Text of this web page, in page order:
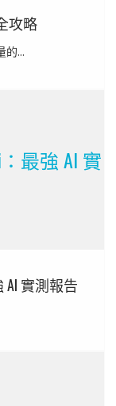
攻略
的...
：最強 AI 實
AI 實測報告